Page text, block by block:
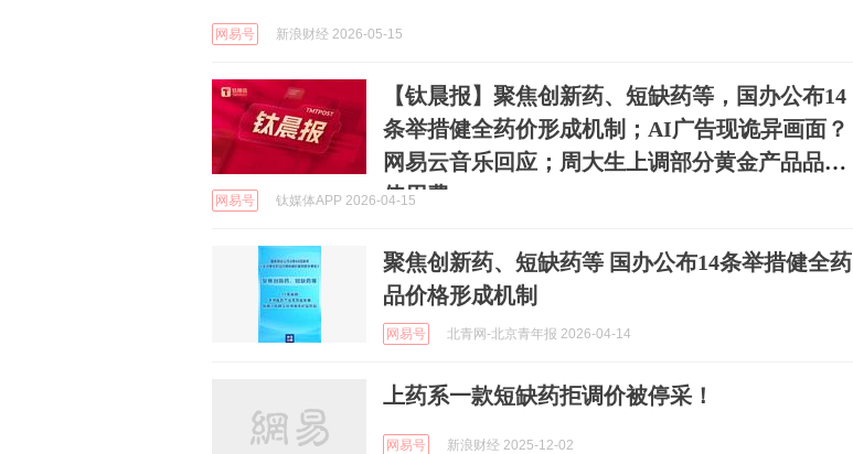
网易号 新浪财经 2026-05-15
【钛晨报】聚焦创新药、短缺药等，国办公布14
条举措健全药价形成机制；AI广告现诡异画面？
网易云音乐回应；周大生上调部分黄金产品品牌
使用费
网易号 钛媒体APP 2026-04-15
聚焦创新药、短缺药等 国办公布14条举措健全药
品价格形成机制
网易号 北青网-北京青年报 2026-04-14
上药系一款短缺药拒调价被停采！
网易号 新浪财经 2025-12-02